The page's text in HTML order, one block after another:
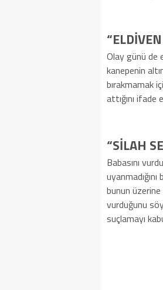
Olay günü de
kanepenin
bırakmamak
attığını ifade
“SİLAH
Babasını
bunun üzerine
vurduğunu
suçlamayı